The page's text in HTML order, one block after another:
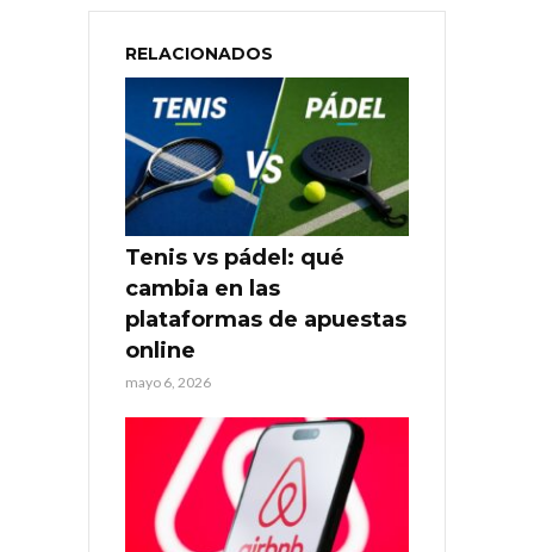
RELACIONADOS
Tenis vs pádel: qué
cambia en las
plataformas de apuestas
online
mayo 6, 2026